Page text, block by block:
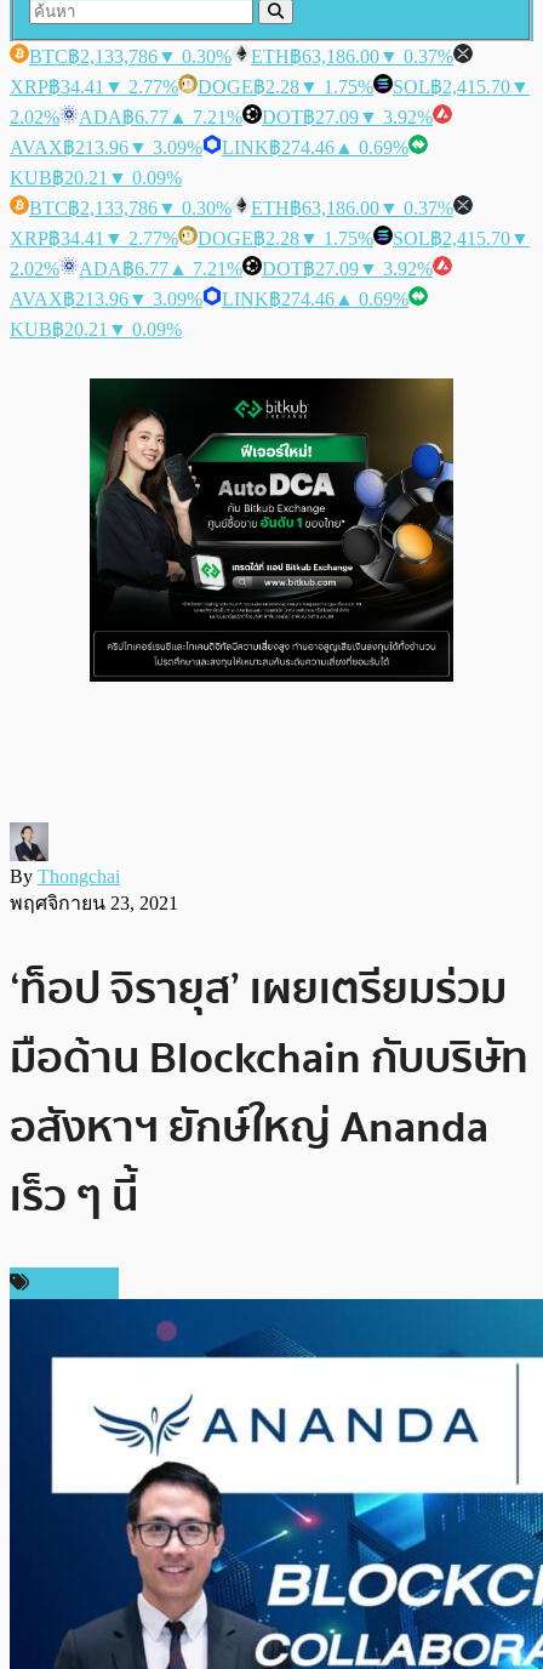
BTC฿2,133,786▼ 0.30% ETH฿63,186.00▼ 0.37%
XRP฿34.41 ▼ 2.77% DOGE฿2.28▼ 1.75% SOL฿2,415.70▼
2.02%
ADA฿6.77 ▲ 7.21% DOT฿27.09▼ 3.92%
AVAX฿213.96▼ 3.09% LINK฿274.46 ▲ 0.69%
KUB฿20.21 ▼ 0.09%
BTC฿2,133,786▼ 0.30% ETH฿63,186.00▼ 0.37%
XRP฿34.41 ▼ 2.77% DOGE฿2.28▼ 1.75% SOL฿2,415.70▼
2.02%
ADA฿6.77 ▲ 7.21% DOT฿27.09▼ 3.92%
AVAX฿213.96▼ 3.09% LINK฿274.46 ▲ 0.69%
KUB฿20.21 ▼ 0.09%
By Thongchai
พฤศจิกายน 23, 2021
‘ท็อป จิรายุส’ เผยเตรียมร่วม
มือด้าน Blockchain กับบริษัท
อสังหาฯ ยักษ์ใหญ่ Ananda
เร็ว ๆ นี้